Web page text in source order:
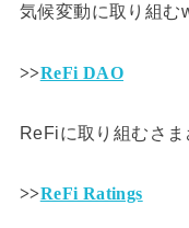
気候変動に取り組む
>>ReFi DAO
ReFiに取り組むさ
>>ReFi Ratings